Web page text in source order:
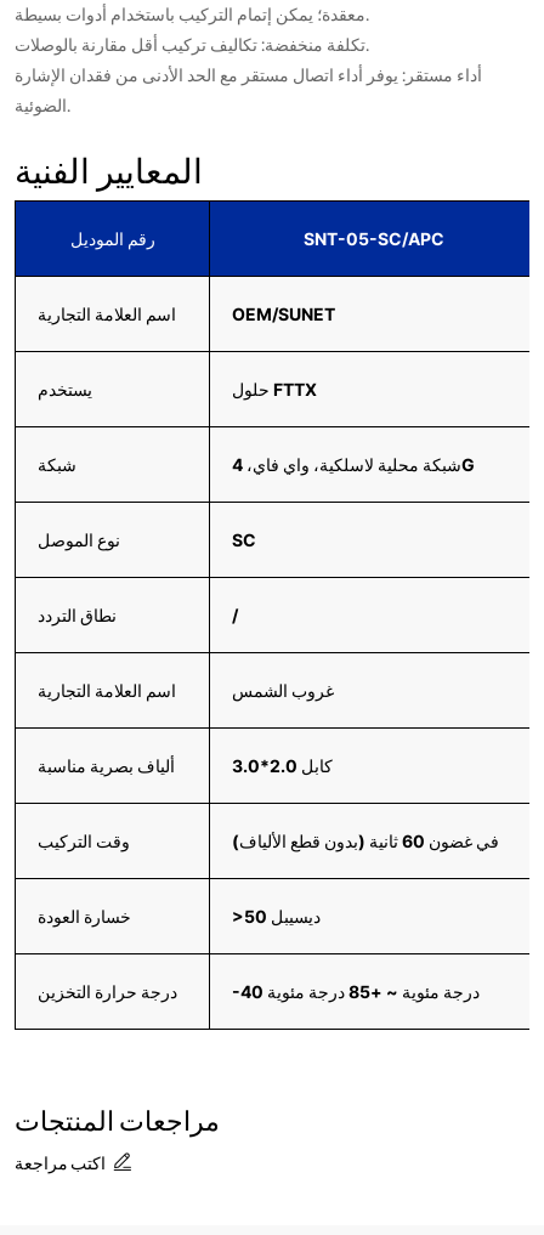
معقدة؛ يمكن إتمام التركيب باستخدام أدوات بسيطة.
تكلفة منخفضة: تكاليف تركيب أقل مقارنة بالوصلات.
أداء مستقر: يوفر أداء اتصال مستقر مع الحد الأدنى من فقدان الإشارة
الضوئية.
المعايير الفنية
رقم الموديل SNT-05-SC/APC
اسم العلامة التجارية OEM/SUNET
يستخدم حلول FTTX
شبكة شبكة محلية لاسلكية، واي فاي، 4G
نوع الموصل SC
نطاق التردد /
اسم العلامة التجارية غروب الشمس
ألياف بصرية مناسبة كابل 2.0*3.0
وقت التركيب في غضون 60 ثانية (بدون قطع الألياف)
خسارة العودة >50 ديسيبل
درجة حرارة التخزين -40 درجة مئوية ~ +85 درجة مئوية
مراجعات المنتجات
اكتب مراجعة